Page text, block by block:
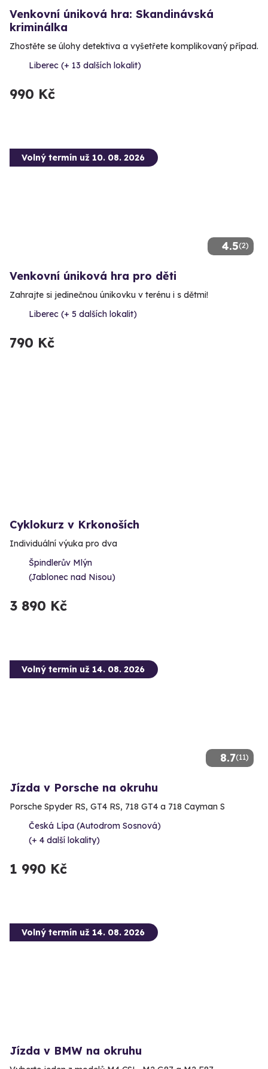
Venkovní úniková hra: Skandinávská
kriminálka
Zhostěte se úlohy detektiva a vyšetřete komplikovaný případ.
Liberec (+ 13 dalších lokalit)
990 Kč
4.5(2)
Volný termín už 10. 08. 2026
Venkovní úniková hra pro děti
Zahrajte si jedinečnou únikovku v terénu i s dětmi!
Liberec (+ 5 dalších lokalit)
790 Kč
Cyklokurz v Krkonoších
Individuální výuka pro dva
Špindlerův Mlýn
(Jablonec nad Nisou)
3 890 Kč
8.7(11)
Volný termín už 14. 08. 2026
Jízda v Porsche na okruhu
Porsche Spyder RS, GT4 RS, 718 GT4 a 718 Cayman S
Česká Lípa (Autodrom Sosnová)
(+ 4 další lokality)
1 990 Kč
Volný termín už 14. 08. 2026
Jízda v BMW na okruhu